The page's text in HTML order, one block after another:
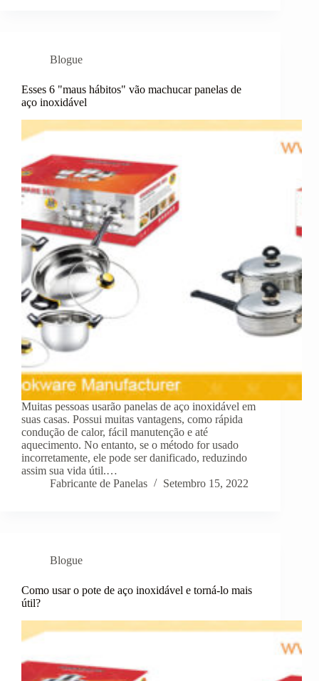
Blogue
Esses 6 "maus hábitos" vão machucar panelas de
aço inoxidável
Muitas pessoas usarão panelas de aço inoxidável em
suas casas. Possui muitas vantagens, como rápida
condução de calor, fácil manutenção e até
aquecimento. No entanto, se o método for usado
incorretamente, ele pode ser danificado, reduzindo
assim sua vida útil.…
Fabricante de Panelas
Setembro 15, 2022
Blogue
Como usar o pote de aço inoxidável e torná-lo mais
útil?